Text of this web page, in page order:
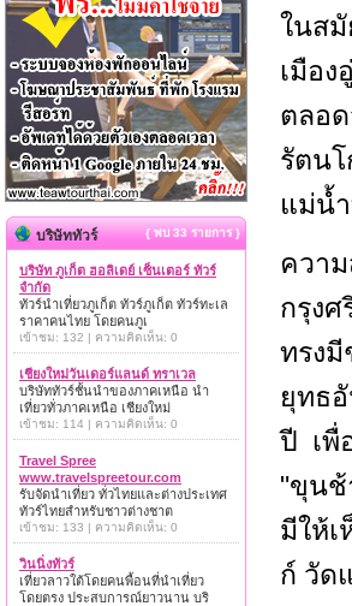
ในส
เมือ
ตลอ
รัตน
แม่น้
ควา
กรุง
ทรง
ยุทธ
ปี เพื่
"ขุนช้
มีให้
ก์ วัด
บริษัททัวร์ { พบ 33 รายการ }
บริษัท ภูเก็ต ฮอลิเดย์ เซ็นเตอร์ ทัวร์
จำกัด
ทัวร์นำเที่ยวภูเก็ต ทัวร์ภูเก็ต ทัวร์ทะเล
ราคาคนไทย โดยคนภูเ
เข้าชม: 132 | ความคิดเห็น: 0
เชียงใหม่วันเดอร์แลนด์ ทราเวล
บริษัททัวร์ชั้นนำของภาคเหนือ นำ
เที่ยวทั่วภาคเหนือ เชียงใหม่
เข้าชม: 114 | ความคิดเห็น: 0
Travel Spree
www.travelspreetour.com
รับจัดนำเที่ยว ทั่วไทยและต่างประเทศ
ทัวร์ไทยสำหรับชาวต่างชาต
เข้าชม: 133 | ความคิดเห็น: 0
วินนิ่งทัวร์
เที่ยวลาวใต้โดยคนพื้อนที่นำเที่ยว
โดยตรง ประสบการณ์ยาวนาน บริ